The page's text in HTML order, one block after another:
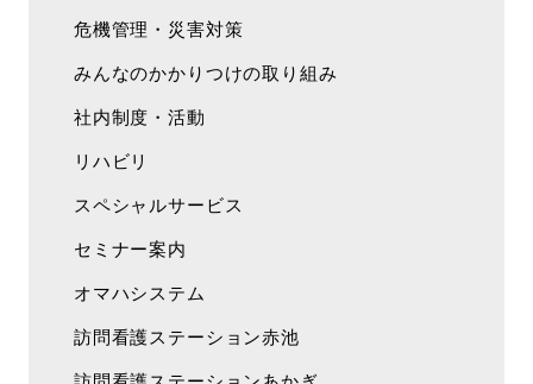
危機管理・災害対策
みんなのかかりつけの取り組み
社内制度・活動
リハビリ
スペシャルサービス
セミナー案内
オマハシステム
訪問看護ステーション赤池